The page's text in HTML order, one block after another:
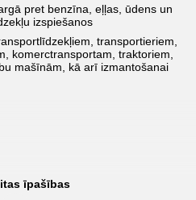
pret benzīna, eļļas, ūdens un
izspiešanos
transportieriem,
komerctransportam, traktoriem,
mašīnām, kā arī izmantošanai
īpašības